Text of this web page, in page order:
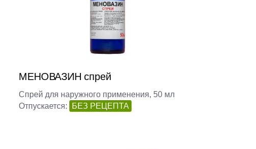
МЕНОВАЗИН спрей
Спрей для наружного применения, 50 мл
Отпускается:
БЕЗ РЕЦЕПТА